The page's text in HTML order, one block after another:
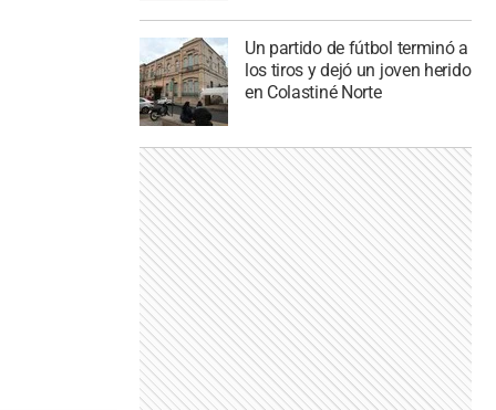
Un partido de fútbol terminó a
los tiros y dejó un joven herido
en Colastiné Norte